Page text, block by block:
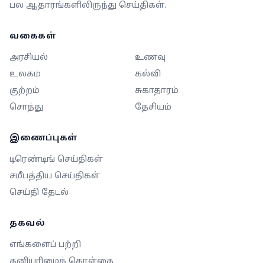
பல ஆதாரங்களிலிருந்து செய்திகள்.
வகைகள்
அரசியல்
உணவு
உலகம்
கல்வி
குற்றம்
சுகாதாரம்
சொத்து
தேசியம்
இணைப்புகள்
டிரெண்டிங் செய்திகள்
சமீபத்திய செய்திகள்
செய்தி தேடல்
தகவல்
எங்களைப் பற்றி